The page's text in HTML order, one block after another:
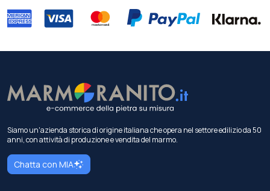
Siamo un'azienda storica di origine italiana che opera nel settore edilizio da 50
anni, con attività di produzione e vendita del marmo.
Chatta con MIA